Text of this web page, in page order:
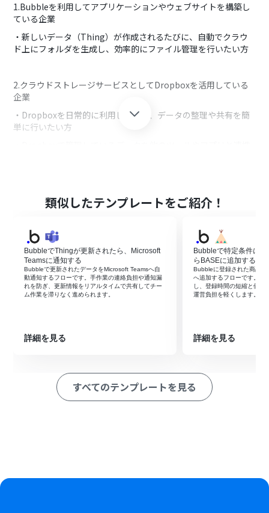
1.Bubbleを利用してアプリケーションやウェブサイトを構築し
ている企業
・新しいデータ（Thing）が作成されるたびに、自動でクラウ
ド上にフォルダを生成し、効率的にファイル管理を行いたい方
2.クラウドストレージサービスとしてDropboxを活用している
企業
・Dropboxを日常的に利用していて、データの整理や共有を簡
単に行いたい方
BubbleとDropboxを連携させることで、Thingが作成された際
ります。
これにより、手作業でのフォルダ作成が不要になり、作業時間
を短縮できます。
また、手作業によるヒューマンエラーが減少し、信頼性の高い
ファイル管理が可能となります。
例えば、間違ったフォルダ名で作成してしまったり、同じフォ
・トリガーは5分、10分、15分、30分、60分の間隔で起動間隔
を選択できます。
類似したテンプレートをご紹介！
BubbleでThingが更新されたら、Microsoft
Teamsに通知する
Bubbleで更新されたデータをMicrosoft Teamsへ自
動通知するフローです。手作業の連絡負担や通知漏
れを防ぎ、更新情報をリアルタイムで共有してチー
ム作業を滞りなく進められます。
詳細を見る
Bubbleで特定条件に
らBASEに追加する
Bubbleに登録された商品
へ追加するフローです。手
し、登録時間の短縮と価格
運営負担を軽くします。
詳細を見る
すべてのテンプレートを見る